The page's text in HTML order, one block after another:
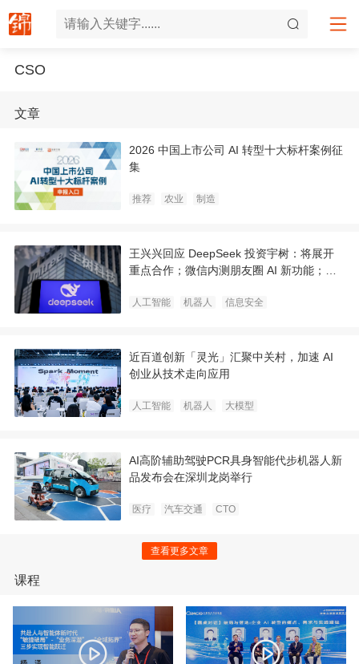
CSO
文章
2026 中国上市公司 AI 转型十大标杆案例征
集
推荐 农业 制造
王兴兴回应 DeepSeek 投资宇树：将展开
重点合作；微信内测朋友圈 AI 新功能；美
知道
人工智能 机器人 信息安全
近百道创新「灵光」汇聚中关村，加速 AI
创业从技术走向应用
人工智能 机器人 大模型
AI高阶辅助驾驶PCR具身智能代步机器人新
品发布会在深圳龙岗举行
医疗 汽车交通 CTO
查看更多文章
课程